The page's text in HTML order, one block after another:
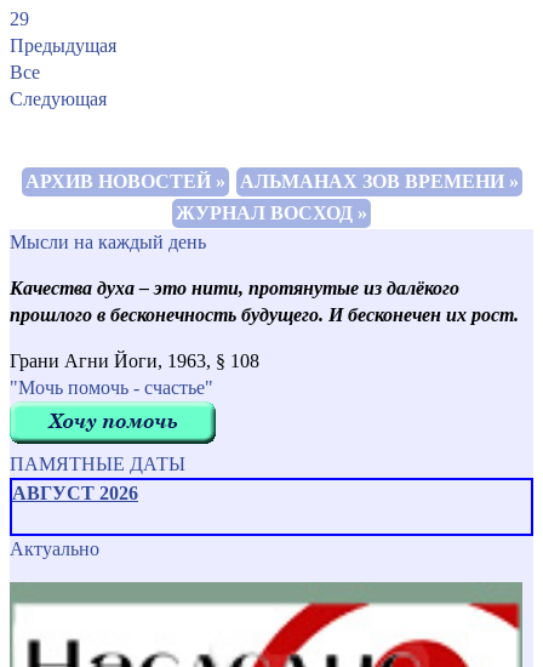
29
Предыдущая
Все
Следующая
АРХИВ НОВОСТЕЙ »
АЛЬМАНАХ ЗОВ ВРЕМЕНИ »
ЖУРНАЛ ВОСХОД »
Мысли на каждый день
Качества духа – это нити, протянутые из далёкого
прошлого в бесконечность будущего. И бесконечен их рост.
Грани Агни Йоги, 1963, § 108
"Мочь помочь - счастье"
ПАМЯТНЫЕ ДАТЫ
АВГУСТ 2026
Актуально